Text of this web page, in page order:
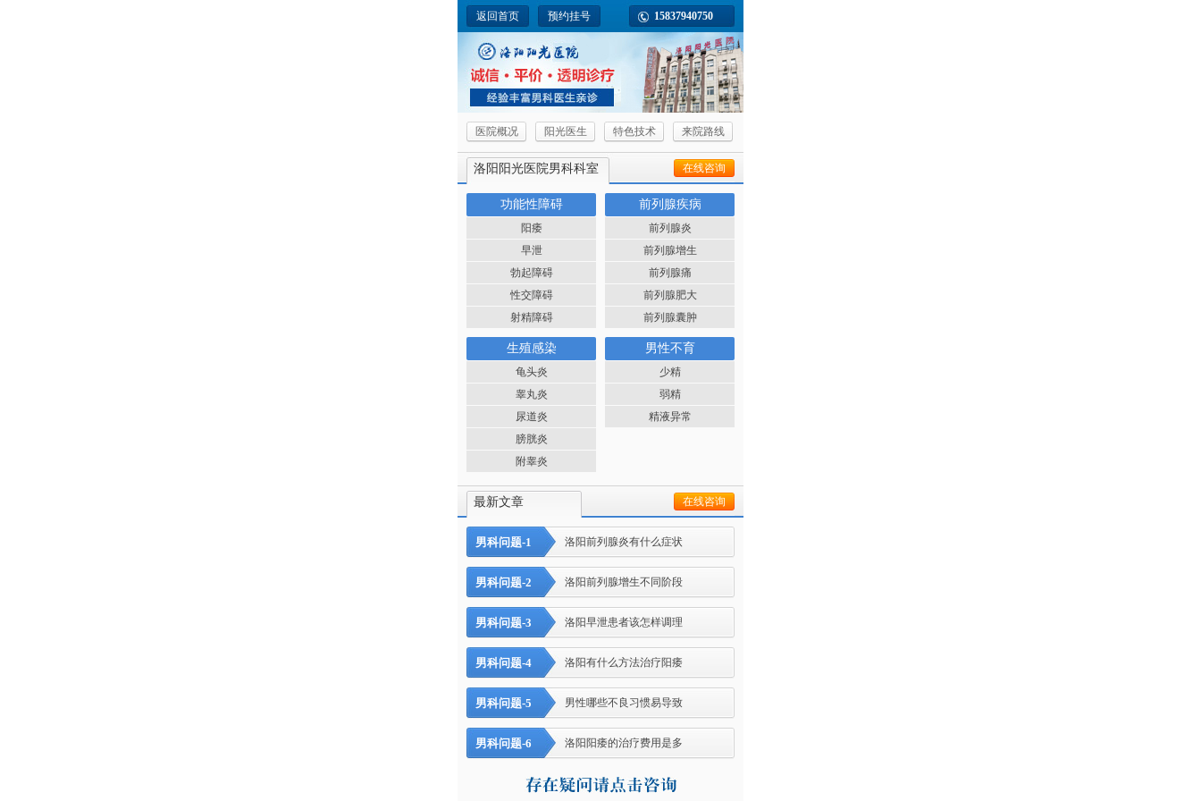
返回首页 预约挂号 15837940750
医院概况 阳光医生 特色技术 来院路线
洛阳阳光医院男科科室 在线咨询
功能性障碍
阳痿
早泄
勃起障碍
性交障碍
射精障碍
前列腺疾病
前列腺炎
前列腺增生
前列腺痛
前列腺肥大
前列腺囊肿
生殖感染
龟头炎
睾丸炎
尿道炎
膀胱炎
附睾炎
男性不育
少精
弱精
精液异常
最新文章 在线咨询
男科问题-1 洛阳前列腺炎有什么症状
男科问题-2 洛阳前列腺增生不同阶段
男科问题-3 洛阳早泄患者该怎样调理
男科问题-4 洛阳有什么方法治疗阳痿
男科问题-5 男性哪些不良习惯易导致
男科问题-6 洛阳阳痿的治疗费用是多